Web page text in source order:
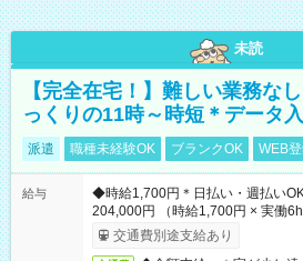
未読
【完全在宅！】難しい業務な
っくりの11時～時短＊データ
派遣 職種未経験OK ブランクOK WEB
給与
◆時給1,700円＊日払い・週払い
204,000円 （時給1,700円 × 実働6h
交通費別途支給あり